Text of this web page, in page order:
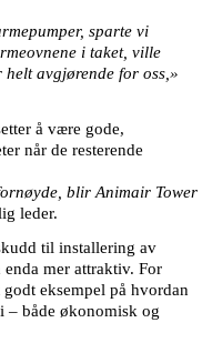
sparte vi
i taket, ville
avgjørende for oss,»
å være gode,
når de resterende
blir Animair Tower
leder.
til installering av
mer attraktiv. For
eksempel på hvordan
– både økonomisk og